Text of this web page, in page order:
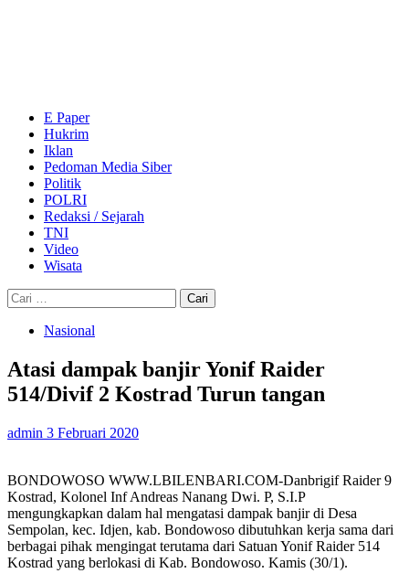
E Paper
Hukrim
Iklan
Pedoman Media Siber
Politik
POLRI
Redaksi / Sejarah
TNI
Video
Wisata
Cari
untuk:
Nasional
Atasi dampak banjir Yonif Raider
514/Divif 2 Kostrad Turun tangan
admin 3 Februari 2020
BONDOWOSO WWW.LBILENBARI.COM-Danbrigif Raider 9
Kostrad, Kolonel Inf Andreas Nanang Dwi. P, S.I.P
mengungkapkan dalam hal mengatasi dampak banjir di Desa
Sempolan, kec. Idjen, kab. Bondowoso dibutuhkan kerja sama dari
berbagai pihak mengingat terutama dari Satuan Yonif Raider 514
Kostrad yang berlokasi di Kab. Bondowoso. Kamis (30/1).